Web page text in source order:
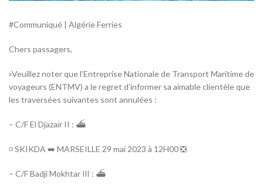
#Communiqué | Algérie Ferries
Chers passagers,
▫️Veuillez noter que l’Entreprise Nationale de Transport Maritime de
voyageurs (ENTMV) a le regret d’informer sa aimable clientèle que
les traversées suivantes sont annulées :
– C/F El Djazaïr II : ⛴️
◽ SKIKDA ➡️ MARSEILLE 29 mai 2023 à 12H00 ❎
– C/F Badji Mokhtar IlI : ⛴️